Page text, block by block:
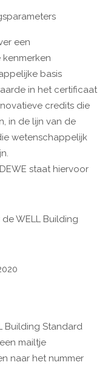
een
basis
in het certificaat
credits die
in de lijn van de
wetenschappelijk
staat hiervoor
WELL Building
Building Standard
mailtje
naar het nummer